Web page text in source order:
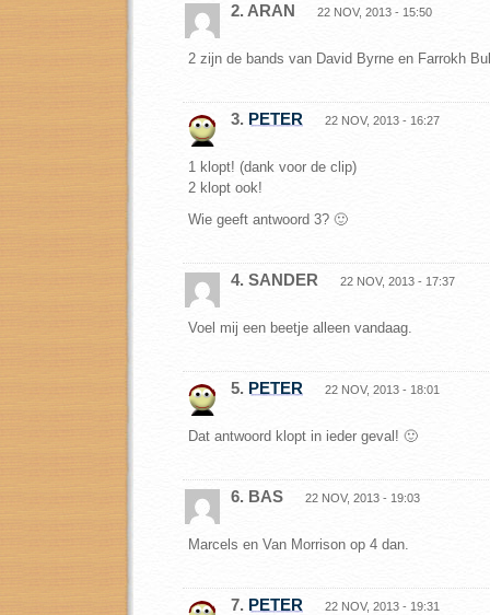
2. ARAN 22 NOV, 2013 - 15:50
2 zijn de bands van David Byrne en Farrokh
3. PETER 22 NOV, 2013 - 16:27
1 klopt! (dank voor de clip)
2 klopt ook!
Wie geeft antwoord 3? 🙂
4. SANDER 22 NOV, 2013 - 17:37
Voel mij een beetje alleen vandaag.
5. PETER 22 NOV, 2013 - 18:01
Dat antwoord klopt in ieder geval! 🙂
6. BAS 22 NOV, 2013 - 19:03
Marcels en Van Morrison op 4 dan.
7. PETER 22 NOV, 2013 - 19:31